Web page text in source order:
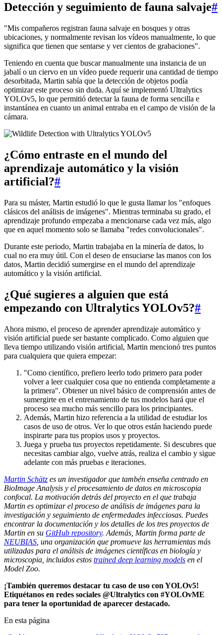
Detección y seguimiento de fauna salvaje#
"Mis compañeros registran fauna salvaje en bosques y otras
ubicaciones, y normalmente revisan los vídeos manualmente, lo que
significa que tienen que sentarse y ver cientos de grabaciones".
Teniendo en cuenta que buscar manualmente una instancia de un
jabalí o un ciervo en un vídeo puede requerir una cantidad de tiempo
desorbitada, Martin sabía que la detección de objetos podía
optimizar este proceso sin duda. Aquí se implementó Ultralytics
YOLOv5, lo que permitió detectar la fauna de forma sencilla e
instantánea en cuanto un animal entraba en el campo de visión de la
cámara.
¿Cómo entraste en el mundo del
aprendizaje automático y la visión
artificial?#
Para su máster, Martin estudió lo que le gusta llamar los "enfoques
clásicos del análisis de imágenes". Mientras terminaba su grado, el
aprendizaje profundo empezaba a mencionarse cada vez más, algo
que en aquel momento solo se llamaba "redes convolucionales".
Durante este periodo, Martin trabajaba en la minería de datos, lo
cual no era muy útil. Con el deseo de ensuciarse las manos con los
datos, Martin decidió sumergirse en el mundo del aprendizaje
automático y la visión artificial.
¿Qué sugieres a alguien que está
empezando con Ultralytics YOLOv5?#
Ahora mismo, el proceso de aprender aprendizaje automático y
visión artificial puede ser bastante complicado. Como alguien que
lleva tiempo utilizando visión artificial, Martin mencionó tres puntos
para cualquiera que quiera empezar:
"Como científico, prefiero leerlo todo primero para poder
volver a leer cualquier cosa que no entienda completamente a
la primera". Obtener un nivel básico de comprensión antes de
sumergirte en el entrenamiento de tus modelos hará que el
proceso sea mucho más sencillo para los principiantes.
Además, Martin hizo referencia a la utilidad de estudiar los
casos de uso de otros. Ver lo que otros están haciendo puede
inspirarte para tus propios usos y proyectos.
Juega y prueba tus proyectos repetidamente. Si descubres que
necesitas cambiar algo, vuelve atrás, realiza el cambio y sigue
adelante con más pruebas e iteraciones.
Martin Schätz es un investigador que tambén enseña centrado en
BioImage Analysis y el procesamiento de datos en microscopia
confocal. La motivación detrás del proyecto en el que trabaja
Martin es optimizar el proceso de análisis de imágenes para la
investigación y seguimiento de enfermedades infecciosas. Puedes
encontrar la documentación y los detalles de los tres proyectos de
Martin en su GitHub repository. Además, Martin forma parte de
NEUBIAS , una organización que promueve las herramientas más
utilizadas para el análisis de imágenes científicas en biología y
microscopia, incluidos estos trained deep learning models en el
Model Zoo.
¡También queremos destacar tu caso de uso con YOLOv5!
Etiquétanos en redes sociales @Ultralytics con #YOLOvME
para tener la oportunidad de aparecer destacado.
En esta página